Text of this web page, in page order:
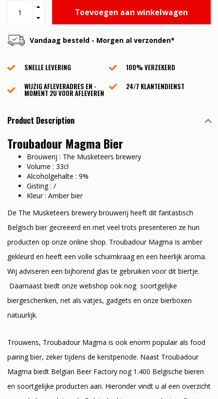
Toevoegen aan winkelwagen
Vandaag besteld - Morgen al verzonden*
SNELLE LEVERING
100% VERZEKERD
WIJZIG AFLEVERADRES EN -
MOMENT 2U VOOR AFLEVEREN
24/7 KLANTENDIENST
Product Description
Troubadour Magma Bier
Brouwerij : The Musketeers brewery
Volume : 33cl
Alcoholgehalte : 9%
Gisting : /
Kleur : Amber bier
De The Musketeers brewery brouwerij heeft dit fantastisch
Belgisch bier gecreëerd en met veel trots presenteren ze hun
producten op onze online shop. Troubadour Magma Is amber
gekleurd en heeft een volle schuimkraag en een heerlijk aroma.
Wij adviseren een bijhorend glas te gebruiken voor dit biertje.
Daarnaast biedt onze webshop ook nog soortgelijke
biergeschenken, net als vatjes, gadgets en onze bierboxen
natuurlijk.
Trouwens, Troubadour Magma is ook enorm populair als food
pairing bier, zeker tijdens de kerstperiode. Naast Troubadour
Magma biedt Belgian Beer Factory nog 1.400 Belgische bieren
en soortgelijke producten aan. Hieronder vindt u al een overzicht